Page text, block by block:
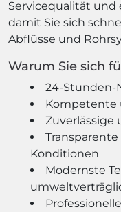
Servicequalität und
damit Sie sich
Abflüsse und
Warum Sie sich
24-Stunden-
Kompetente
Zuverlässige
Konditionen
Modernste